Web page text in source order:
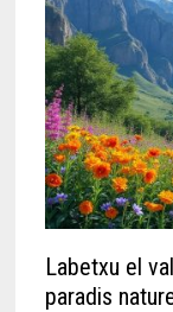
Labetxu el
paradis